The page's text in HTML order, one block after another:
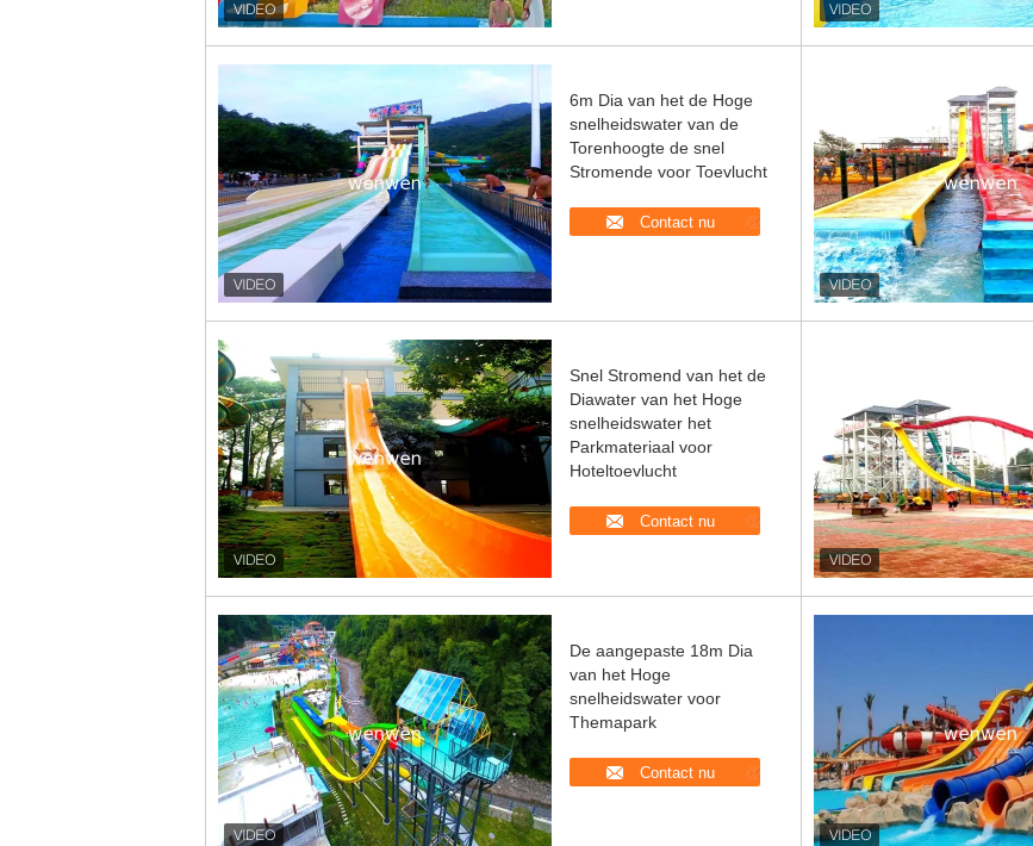
6m Dia van het de Hoge
snelheidswater van de
Torenhoogte de snel
Stromende voor Toevlucht
Contact nu
Snel Stromend van het de
Diawater van het Hoge
snelheidswater het
Parkmateriaal voor
Hoteltoevlucht
Contact nu
De aangepaste 18m Dia
van het Hoge
snelheidswater voor
Themapark
Contact nu